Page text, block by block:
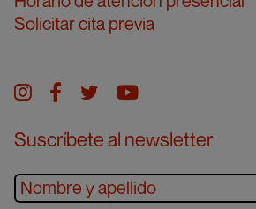
Solicitar cita previa
Instagram
facebook
twitteryoutube
Suscríbete al newsletter